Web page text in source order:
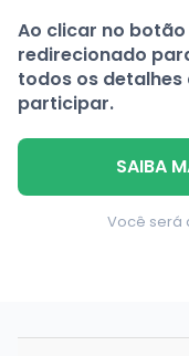
Ao clicar no
redirecionado
todos os
participar.
SAIBA
Você será